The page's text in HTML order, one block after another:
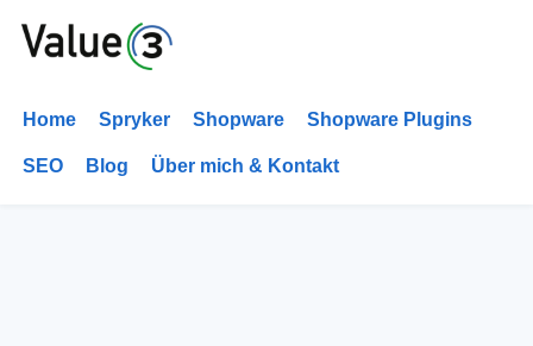
Home Spryker Shopware Shopware Plugins
SEO Blog Über mich & Kontakt